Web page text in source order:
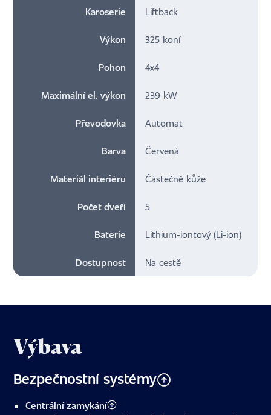
Karoserie Liftback
Výkon 325 koní
Pohon 4x4
Maximální el. výkon 239 kW
Převodovka Automat
Barva Červená
Materiál interiéru Částečně kůže
Počet dveří 5
Baterie Lithium-iontový (Li-ion)
Dostupnost Na cestě
Výbava
Bezpečnostní systémy
Centrální zamykání